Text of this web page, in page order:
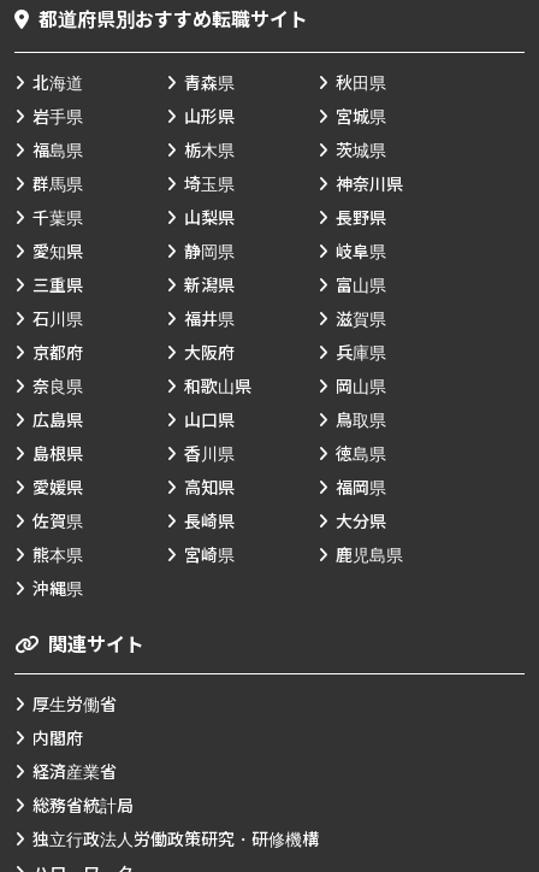
都道府県別おすすめ転職サイト
北海道 青森県
秋田県
岩手県
山形県
宮城県
福島県
栃木県
茨城県
群馬県
埼玉県
神奈川県
千葉県
山梨県
長野県
愛知県
静岡県
岐阜県
三重県
新潟県
富山県
石川県
福井県
滋賀県
京都府
大阪府
兵庫県
奈良県
和歌山県
岡山県
広島県
山口県
鳥取県
島根県
香川県
徳島県
愛媛県
高知県
福岡県
佐賀県
長崎県
大分県
熊本県
宮崎県
鹿児島県
沖縄県
関連サイト
厚生労働省
内閣府
経済産業省
総務省統計局
独立行政法人労働政策研究・研修機構